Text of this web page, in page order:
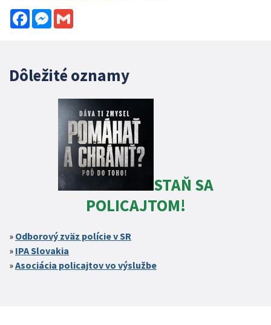
FacebookMessenger
Dôležité oznamy
STAŇ SA
POLICAJTOM!
Odborový zväz polície v SR
IPA Slovakia
Asociácia policajtov vo výslužbe